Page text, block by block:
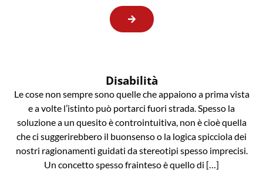
Disabilità
Le cose non sempre sono quelle che appaiono a prima vista
e a volte l’istinto può portarci fuori strada. Spesso la
soluzione a un quesito è controintuitiva, non è cioè quella
che ci suggerirebbero il buonsenso o la logica spicciola dei
nostri ragionamenti guidati da stereotipi spesso imprecisi.
Un concetto spesso frainteso è quello di […]